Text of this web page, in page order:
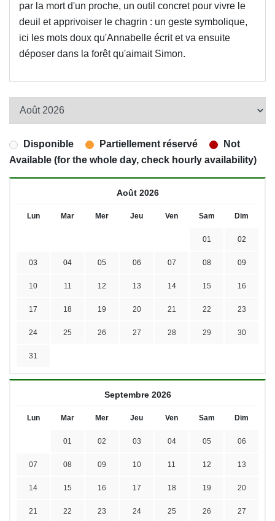
par la mort d'un proche, un outil concret pour vivre le
deuil et apprivoiser le chagrin : un geste symbolique,
ici les mots doux qu'Annabelle écrit et va ensuite
déposer dans la forêt qu'aimait Simon.
Disponible Partiellement réservé
Not
Available (for the whole day, check hourly availability)
Août 2026
Lun Mar Mer Jeu Ven Sam Dim
01 02
03 04 05 06 07 08 09
10 11 12 13 14 15 16
17 18 19 20 21 22 23
24 25 26 27 28 29 30
31
Septembre 2026
Lun Mar Mer Jeu Ven Sam Dim
01 02 03 04 05 06
07 08 09 10 11 12 13
14 15 16 17 18 19 20
21 22 23 24 25 26 27